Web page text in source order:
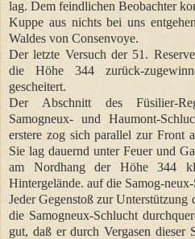
lag. Dem feindlichen Beobachter
Kuppe aus nichts bei uns
Waldes von Consenvoye.
Der letzte Versuch der 51.
die Höhe 344 zurück-
gescheitert.
Der Abschnitt des Füsilier-
Samogneux- und Haumont-
erstere zog sich parallel zur Front
Sie lag dauernd unter Feuer und
am Nordhang der Höhe 344
Hintergelände. auf die Samog-
Jeder Gegenstoß zur
die Samogneux-Schlucht
gut, daß er durch Vergasen dieser